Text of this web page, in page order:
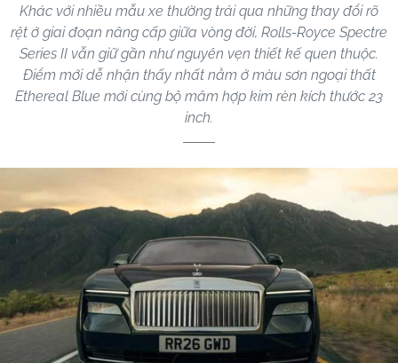
Khác với nhiều mẫu xe thường trải qua những thay đổi rõ
rệt ở giai đoạn nâng cấp giữa vòng đời, Rolls-Royce Spectre
Series II vẫn giữ gần như nguyên vẹn thiết kế quen thuộc.
Điểm mới dễ nhận thấy nhất nằm ở màu sơn ngoại thất
Ethereal Blue mới cùng bộ mâm hợp kim rèn kích thước 23
inch.